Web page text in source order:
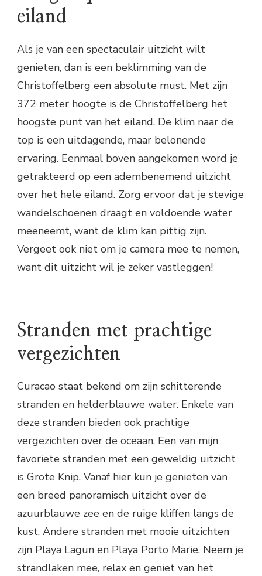
eiland
Als je van een spectaculair uitzicht wilt
genieten, dan is een beklimming van de
Christoffelberg een absolute must. Met zijn
372 meter hoogte is de Christoffelberg het
hoogste punt van het eiland. De klim naar de
top is een uitdagende, maar belonende
ervaring. Eenmaal boven aangekomen word je
getrakteerd op een adembenemend uitzicht
over het hele eiland. Zorg ervoor dat je stevige
wandelschoenen draagt en voldoende water
meeneemt, want de klim kan pittig zijn.
Vergeet ook niet om je camera mee te nemen,
want dit uitzicht wil je zeker vastleggen!
Stranden met prachtige
vergezichten
Curacao staat bekend om zijn schitterende
stranden en helderblauwe water. Enkele van
deze stranden bieden ook prachtige
vergezichten over de oceaan. Een van mijn
favoriete stranden met een geweldig uitzicht
is Grote Knip. Vanaf hier kun je genieten van
een breed panoramisch uitzicht over de
azuurblauwe zee en de ruige kliffen langs de
kust. Andere stranden met mooie uitzichten
zijn Playa Lagun en Playa Porto Marie. Neem je
strandlaken mee, relax en geniet van het